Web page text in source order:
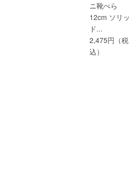
ニ靴べら
12cm ソリッ
ド...
2,475円（税
込）